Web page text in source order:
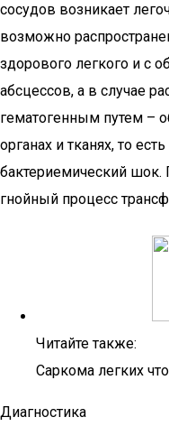
сосудов возникает
возможно
здорового легкого и с
абсцессов, а в случае
гематогенным путем –
органах и тканях, то
бактериемический шок.
гнойный процесс
Читайте также:
Саркома легких
Диагностика